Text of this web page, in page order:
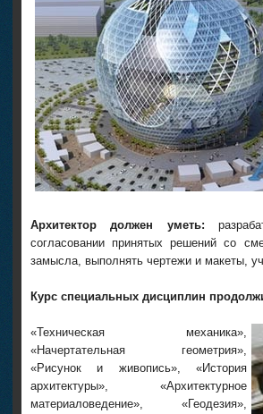
Архитектор должен уметь:
согласовании принятых решений со
замысла, выполнять чертежи и макеты,
Курс специальных дисциплин
«Техническая механика»,
«Начертательная геометрия»,
«Рисунок и живопись», «История
архитектуры», «Архитектурное
материаловедение», «Геодезия»,